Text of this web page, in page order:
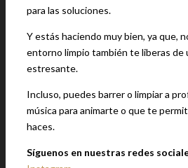
para las soluciones.
Y estás haciendo muy bien, ya que,
entorno limpio también te liberas de
estresante.
Incluso, puedes barrer o limpiar a
música para animarte o que te
haces.
Síguenos en nuestras redes